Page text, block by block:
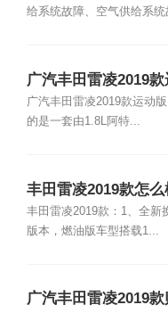
给系统故障、空气供给系统
广汽丰田雷凌2019
广汽丰田雷凌2019款运动
的是一套由1.8L阿特...
丰田雷凌2019款怎
丰田雷凌2019款：1、全新
版本，燃油版车型搭载1...
广汽丰田雷凌2019